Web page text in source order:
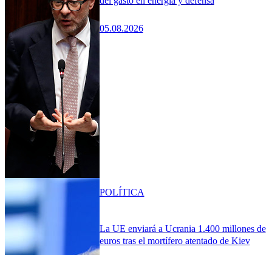
05.08.2026
La UE enviará a Ucrania 1.400 millones de
euros tras el mortífero atentado de Kiev
POLÍTICA